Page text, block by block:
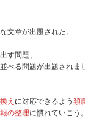
章が出題された。
す問題、
べる問題が出題されま
え に対応できるよう 類
の整理に慣れていこう